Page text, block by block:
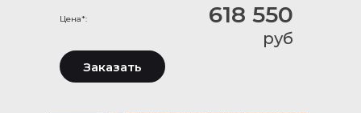
618 550
руб
Цена*:
Заказать